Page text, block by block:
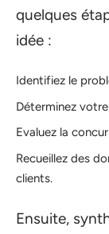
quelques
idée :
Identifiez le
Déterminez
Evaluez la
Recueillez des
clients.
Ensuite,